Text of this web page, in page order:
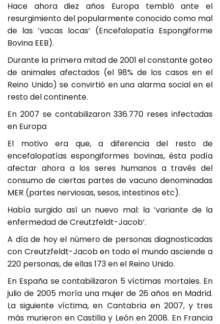
Hace ahora diez años Europa tembló ante el
resurgimiento del popularmente conocido como mal
de las ’vacas locas’ (Encefalopatía Espongiforme
Bovina EEB).
Durante la primera mitad de 2001 el constante goteo
de animales afectados (el 98% de los casos en el
Reino Unido) se convirtió en una alarma social en el
resto del continente.
En 2007 se contabilizaron 336.770 reses infectadas
en Europa
El motivo era que, a diferencia del resto de
encefalopatías espongiformes bovinas, ésta podía
afectar ahora a los seres humanos a través del
consumo de ciertas partes de vacuno denominadas
MER (partes nerviosas, sesos, intestinos etc).
Había surgido así un nuevo mal: la ’variante de la
enfermedad de Creutzfeldt-Jacob’.
A día de hoy el número de personas diagnosticadas
con Creutzfeldt-Jacob en todo el mundo asciende a
220 personas, de ellas 173 en el Reino Unido.
En España se contabilizaron 5 víctimas mortales. En
julio de 2005 moría una mujer de 26 años en Madrid.
La siguiente víctima, en Cantabria en 2007, y tres
más murieron en Castilla y León en 2008. En Francia